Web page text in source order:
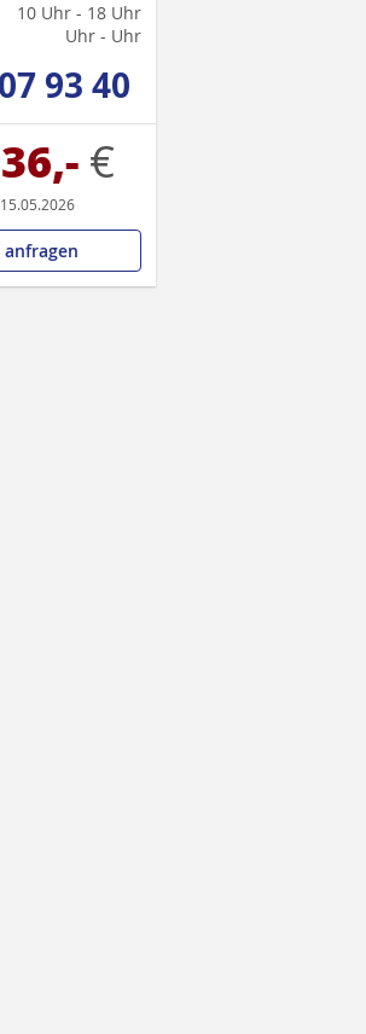
10 Uhr - 18 Uhr
Uhr - Uhr
93 40
€
anfragen